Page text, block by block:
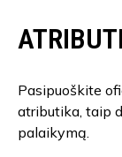
Pasipuoškite
atributika, taip
palaikymą.